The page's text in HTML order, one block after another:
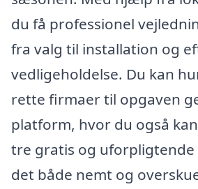
du få professionel
fra valg til installation og
vedligeholdelse. Du kan
rette firmaer til opgaven
platform, hvor du også
tre gratis og
det både nemt og